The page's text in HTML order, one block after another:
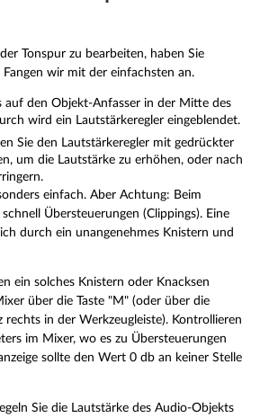
Tonspur zu bearbeiten, haben Sie
wir mit der einfachsten an.
auf den Objekt-Anfasser in der Mitte des
wird ein Lautstärkeregler eingeblendet.
Sie den Lautstärkeregler mit gedrückter
um die Lautstärke zu erhöhen, oder nach
einfach. Aber Achtung: Beim
Übersteuerungen (Clippings). Eine
durch ein unangenehmes Knistern und
ein solches Knistern oder Knacksen
über die Taste "M" (oder über die
rechts in der Werkzeugleiste). Kontrollieren
im Mixer, wo es zu Übersteuerungen
sollte den Wert 0 db an keiner Stelle
Sie die Lautstärke des Audio-Objekts